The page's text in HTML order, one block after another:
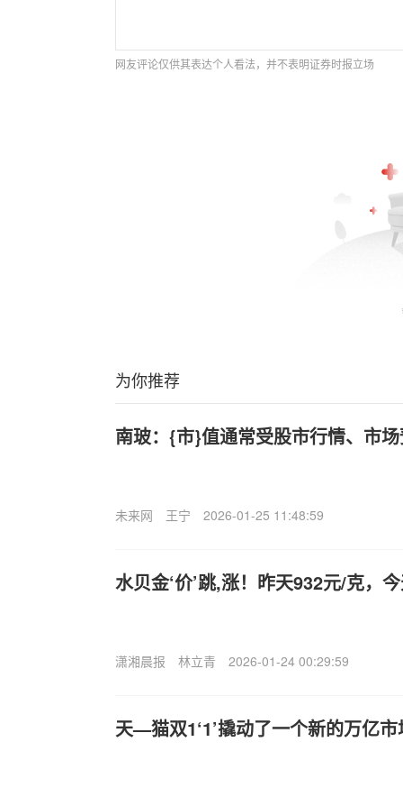
网友评论仅供其表达个人看法，并不表明证券时报立场
为你推荐
南玻：{市}值通常受股市行情、市
未来网 王宁 2026-01-25 11:48:59
水贝金‘价’跳,涨！昨天932元/克，
潇湘晨报 林立青 2026-01-24 00:29:59
天—猫双1‘1’撬动了一个新的万亿市